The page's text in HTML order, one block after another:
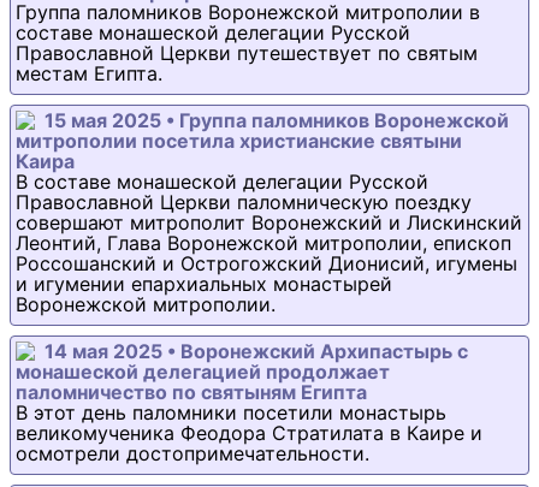
Группа паломников Воронежской митрополии в
составе монашеской делегации Русской
Православной Церкви путешествует по святым
местам Египта.
15 мая 2025 • Группа паломников Воронежской
митрополии посетила христианские святыни
Каира
В составе монашеской делегации Русской
Православной Церкви паломническую поездку
совершают митрополит Воронежский и Лискинский
Леонтий, Глава Воронежской митрополии, епископ
Россошанский и Острогожский Дионисий, игумены
и игумении епархиальных монастырей
Воронежской митрополии.
14 мая 2025 • Воронежский Архипастырь с
монашеской делегацией продолжает
паломничество по святыням Египта
В этот день паломники посетили монастырь
великомученика Феодора Стратилата в Каире и
осмотрели достопримечательности.